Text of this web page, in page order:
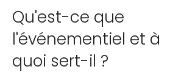
Qu'est-ce que
l'événementiel et à
quoi sert-il ?